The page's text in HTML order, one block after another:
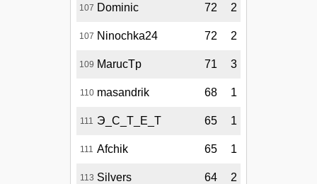
107 Dominic 72 2
107 Ninochka24 72 2
109 MarucTp 71 3
110 masandrik 68 1
111 Э_С_Т_Е_Т 65 1
111 Afchik 65 1
113 Silvers 64 2